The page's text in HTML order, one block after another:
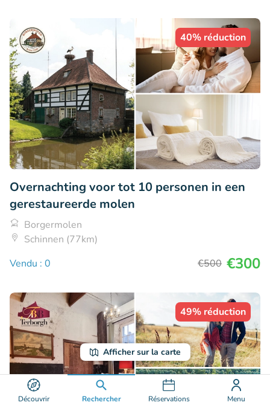
Découvrir Rechercher Réservations Menu
Afficher sur la carte
40% réduction
Overnachting voor tot 10 personen in een
gerestaureerde molen
Borgermolen
Schinnen (77km)
Vendu : 0
€500 €300
49% réduction